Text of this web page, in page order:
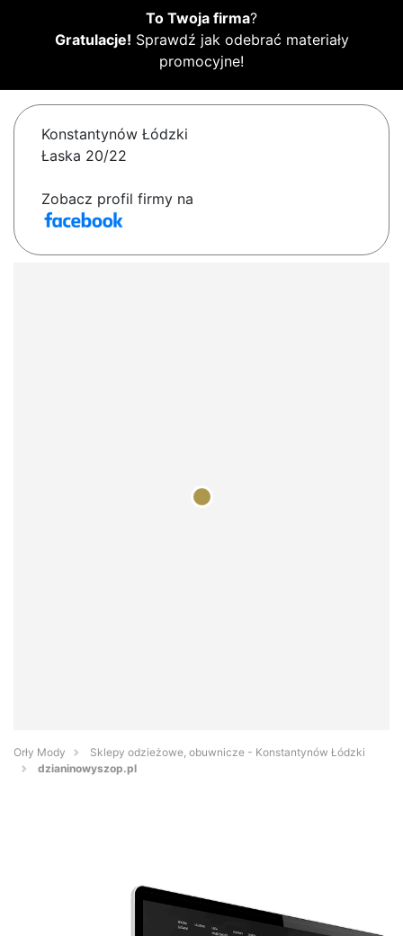
To Twoja firma?
Gratulacje! Sprawdź jak odebrać materiały
promocyjne!
Konstantynów Łódzki
Łaska 20/22
Zobacz profil firmy na
Orły Mody
Sklepy odzieżowe, obuwnicze - Konstantynów Łódzki
dzianinowyszop.pl